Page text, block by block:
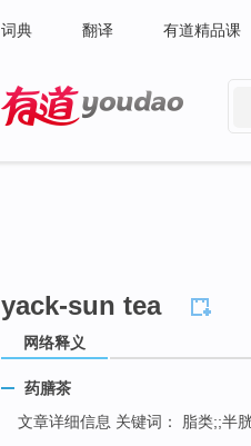
词典 翻译 有道精品课
yack-sun tea
网络释义
药膳茶
文章详细信息 关键词： 脂类;;半